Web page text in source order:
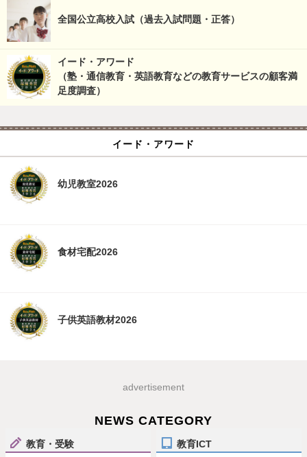
全国公立高校入試（過去入試問題・正答）
イード・アワード
（塾・通信教育・英語教育などの教育サービスの顧客満
足度調査）
イード・アワード
幼児教室2026
食材宅配2026
子供英語教材2026
advertisement
NEWS CATEGORY
教育・受験 教育ICT